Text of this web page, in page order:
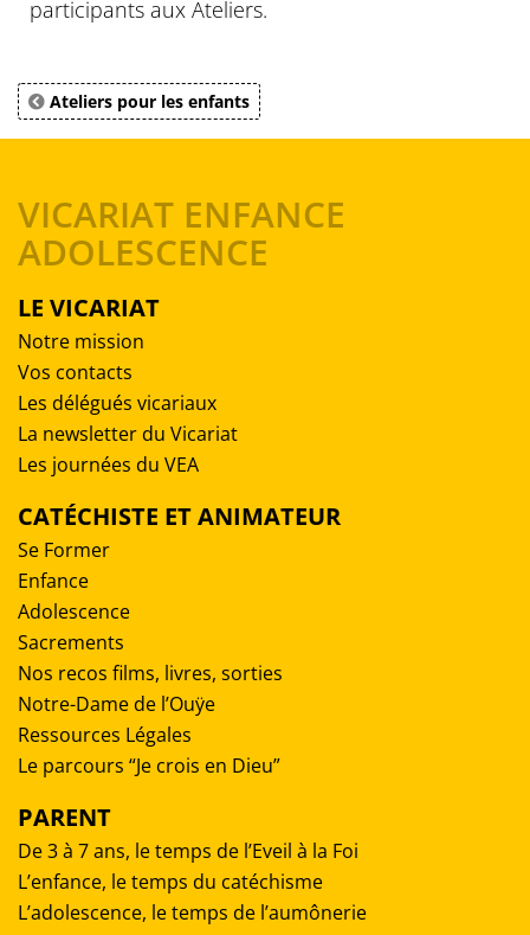
participants aux Ateliers.
Ateliers pour les enfants
VICARIAT ENFANCE
ADOLESCENCE
LE VICARIAT
Notre mission
Vos contacts
Les délégués vicariaux
La newsletter du Vicariat
Les journées du VEA
CATÉCHISTE ET ANIMATEUR
Se Former
Enfance
Adolescence
Sacrements
Nos recos films, livres, sorties
Notre-Dame de l’Ouÿe
Ressources Légales
Le parcours “Je crois en Dieu”
PARENT
De 3 à 7 ans, le temps de l’Eveil à la Foi
L’enfance, le temps du catéchisme
L’adolescence, le temps de l’aumônerie